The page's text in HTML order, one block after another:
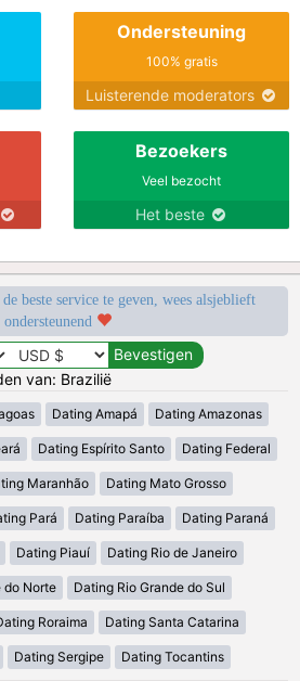
Ondersteuning
100% gratis
Luisterende moderators
Bezoekers
Veel bezocht
Het beste
beste service te geven, wees alsjeblieft
ondersteunend
van: Brazilië
Dating Amapá Dating Amazonas
Dating Espírito Santo Dating Federal
Maranhão Dating Mato Grosso
Pará Dating Paraíba Dating Paraná
Dating Piauí Dating Rio de Janeiro
do Norte Dating Rio Grande do Sul
Roraima Dating Santa Catarina
Dating Sergipe Dating Tocantins